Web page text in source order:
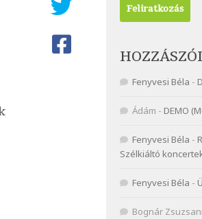
Fenyvesi Béla -
Ádám - DEMO
Fenyvesi Béla -
Szélkiáltó
Fenyvesi Béla -
Bognár